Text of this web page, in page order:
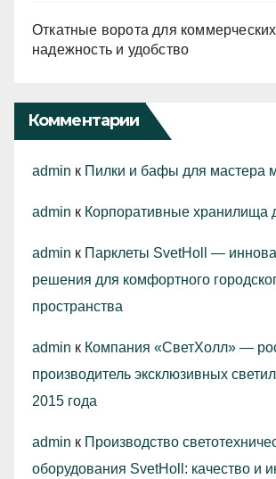
Откатные ворота для
надежность и удобство
Комментарии
admin к Пилки и бафы для мастера
admin к Корпоративные хранилища
admin к Парклеты SvetHoll —
решения для комфортного
пространства
admin к Компания «СветХолл» —
производитель эксклюзивных
2015 года
admin к Производство
оборудования SvetHoll: качество и